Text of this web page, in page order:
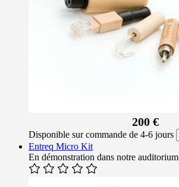
200 €
Disponible sur commande de 4-6 jours
Entreq Micro Kit
En démonstration dans notre auditorium